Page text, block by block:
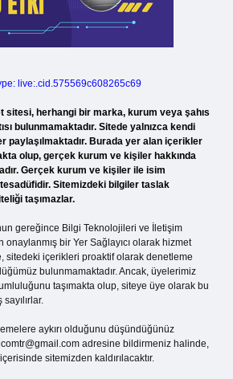
live:.cid.575569c608265c69
sitesi, herhangi bir marka, kurum veya şahıs
bulunmamaktadır. Sitede yalnızca kendi
paylaşılmaktadır. Burada yer alan içerikler
olup, gerçek kurum ve kişiler hakkında
Gerçek kurum ve kişiler ile isim
Sitemizdeki bilgiler taslak
taşımazlar.
gereğince Bilgi Teknolojileri ve İletişim
onaylanmış bir Yer Sağlayıcı olarak hizmet
sitedeki içerikleri proaktif olarak denetleme
bulunmamaktadır. Ancak, üyelerimiz
taşımakta olup, siteye üye olarak bu
aykırı olduğunu düşündüğünüz
adresine bildirmeniz halinde,
sitemizden kaldırılacaktır.